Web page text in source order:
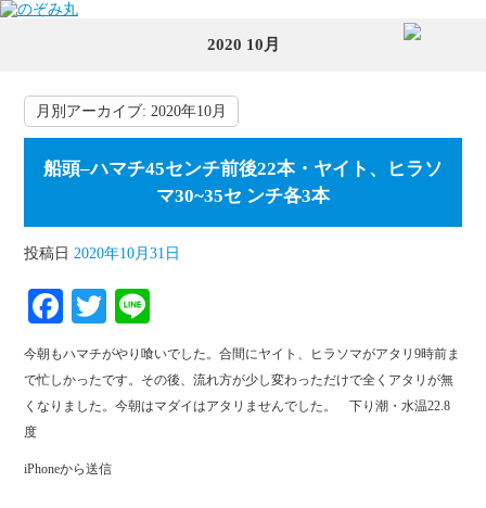
2020 10月
月別アーカイブ:2020年10月
船頭–ハマチ45センチ前後22本・ヤイト、ヒラソ
マ30~35セ ンチ各3本
投稿日 2020年10月31日
Fa
ce
bo
ok
T
wi
tte
r
ne
今朝もハマチがやり喰いでした。合間にヤイト、ヒラソマがアタリ9時前ま
で忙しかったです。その後、流れ方が少し変わっただけで全くアタリが無
くなりました。今朝はマダイはアタリませんでした。 下り潮・水温22.8
度
iPhoneから送信